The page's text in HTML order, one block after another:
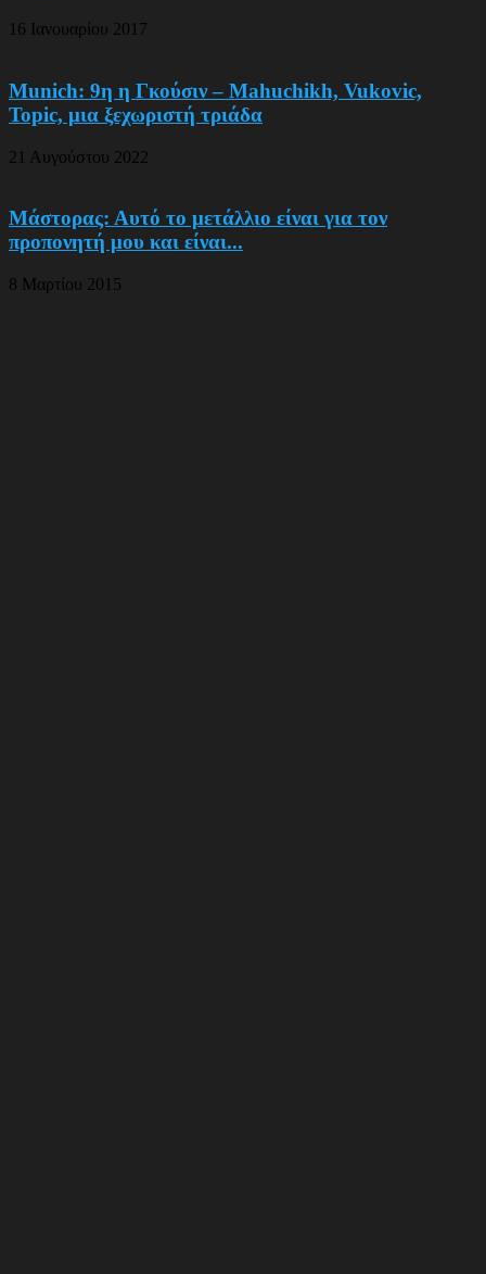
16 Ιανουαρίου 2017
Munich: 9η η Γκούσιν – Mahuchikh, Vukovic,
Topic, μια ξεχωριστή τριάδα
21 Αυγούστου 2022
Μάστορας: Αυτό το μετάλλιο είναι για τον
προπονητή μου και είναι...
8 Μαρτίου 2015